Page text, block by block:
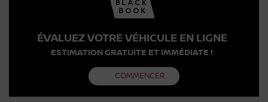
ÉVALUEZ VOTRE VÉHICULE EN LIGNE
ESTIMATION GRATUITE ET IMMÉDIATE !
COMMENCER